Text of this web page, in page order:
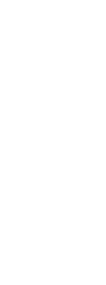
Lieblinge
darauf, dass es
beweisen dies. Als
Qualitätsansprüche